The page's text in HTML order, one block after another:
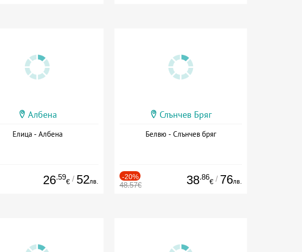
Албена
Елица - Албена
26.59
€ / 52лв.
Слънчев Бряг
Белвю - Слънчев бряг
-20%
48.57€ 38.86
€ / 76лв.